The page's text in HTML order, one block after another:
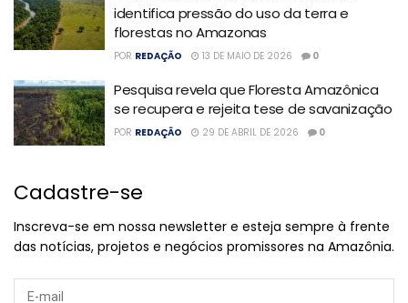
identifica pressão do uso da terra e
florestas no Amazonas
POR REDAÇÃO 13 DE MAIO DE 2026 0
Pesquisa revela que Floresta Amazônica
se recupera e rejeita tese de savanização
POR REDAÇÃO 29 DE ABRIL DE 2026 0
Cadastre-se
Inscreva-se em nossa newsletter e esteja sempre à frente
das notícias, projetos e negócios promissores na Amazônia.